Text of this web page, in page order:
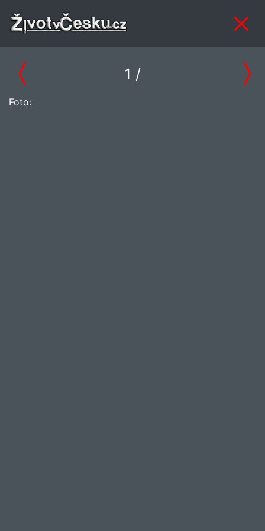
1 /
Foto: